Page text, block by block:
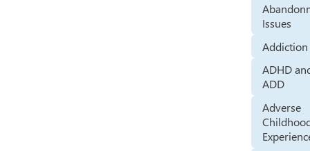
Issues
Addiction
ADHD
ADD
Adverse